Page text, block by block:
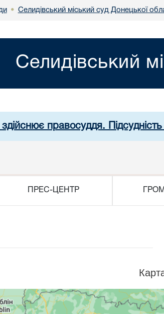
• Селидівський міський суд Донецької
Селидівський
правосуддя.
ПРЕС-ЦЕНТР